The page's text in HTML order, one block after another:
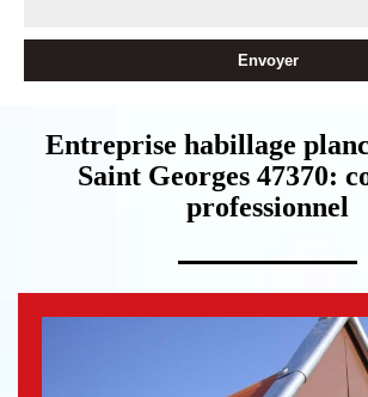
Entreprise habillage
Saint Georges 47370:
professionnel